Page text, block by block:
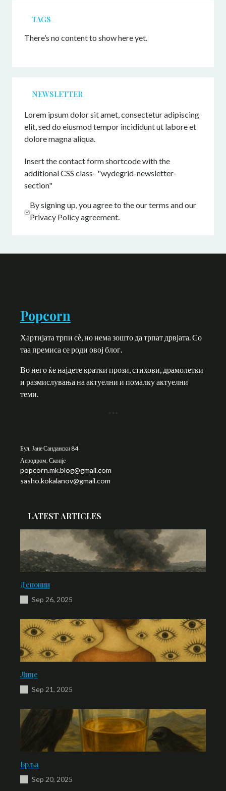
TAGS
There’s no content to show here yet.
NEWSLETTER
Lorem ipsum dolor sit amet, consectetur adipiscing
elit, sed do eiusmod tempor incididunt ut labore et
dolore magna aliqua.
Insert the contact form shortcode with the
additional CSS class- "wydegrid-newsletter-
section"
By signing up, you agree to the our terms and our
Privacy Policy agreement.
Popcorn
Хартијата трпи сѐ, но нема зошто да трпат дрвјата. Со
таа премиса се роди овој блог.
Во него ќе најдете кратки прози, стихови, драмолетки
и размислувања на актуелни и помалку актуелни
теми.
***
Бул. Јане Сандански 84
Аеродром, Скопје
popcorn.mk.blog@gmail.com
sasho.kokalanov@gmail.com
LATEST ARTICLES
Депонии
Sep 26, 2025
Лице
Sep 21, 2025
Брља
Sep 20, 2025